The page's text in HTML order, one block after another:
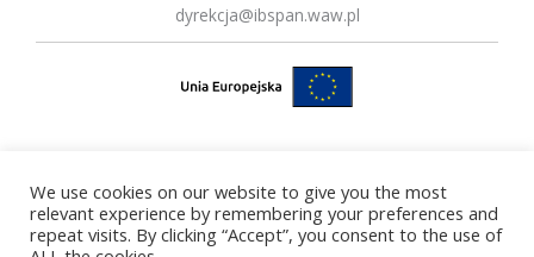
dyrekcja@ibspan.waw.pl
Copyright © 2026 Instytut Badań Systemowych Polskiej Akademii
Nauk
We use cookies on our website to give you the most
relevant experience by remembering your preferences and
repeat visits. By clicking “Accept”, you consent to the use of